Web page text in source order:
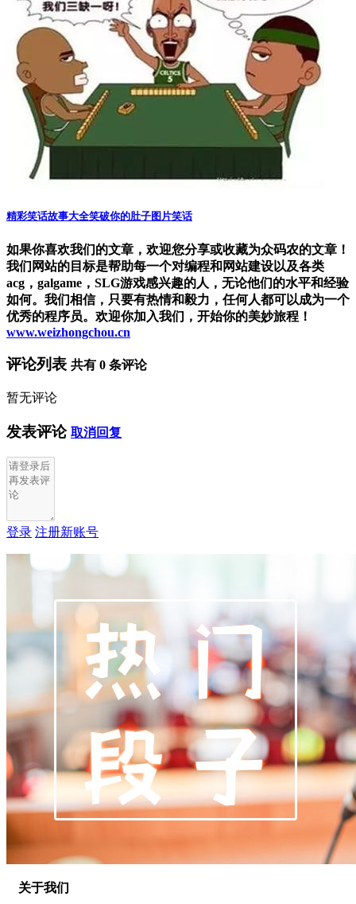
精彩笑话故事大全笑破你的肚子图片笑话
如果你喜欢我们的文章，欢迎您分享或收藏为众码农的文章！
我们网站的目标是帮助每一个对编程和网站建设以及各类
acg，galgame，SLG游戏感兴趣的人，无论他们的水平和经验
如何。我们相信，只要有热情和毅力，任何人都可以成为一个
优秀的程序员。欢迎你加入我们，开始你的美妙旅程！
www.weizhongchou.cn
评论列表 共有 0 条评论
暂无评论
发表评论 取消回复
登录 注册新账号
关于我们